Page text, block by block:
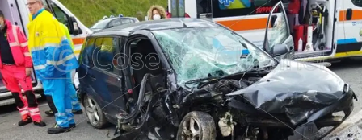
CULTURA
AMBIENTE
Streaming
LAC TV